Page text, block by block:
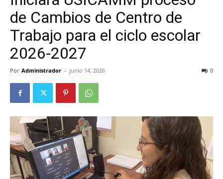
de Cambios de Centro de
Trabajo para el ciclo escolar
2026-2027
Por Administrador - junio 14, 2026 0